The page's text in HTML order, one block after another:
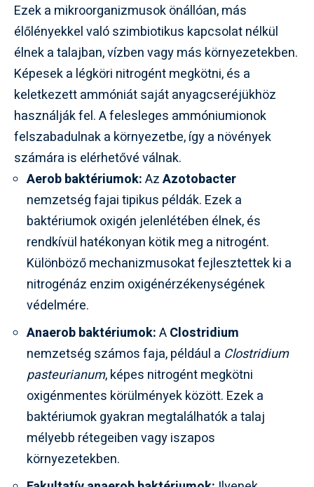
Ezek a mikroorganizmusok önállóan, más
élőlényekkel való szimbiotikus kapcsolat nélkül
élnek a talajban, vízben vagy más környezetekben.
Képesek a légköri nitrogént megkötni, és a
keletkezett ammóniát saját anyagcseréjükhöz
használják fel. A felesleges ammóniumionok
felszabadulnak a környezetbe, így a növények
számára is elérhetővé válnak.
Aerob baktériumok:AzAzotobacter
nemzetség fajai tipikus példák. Ezek a
baktériumok oxigén jelenlétében élnek, és
rendkívül hatékonyan kötik meg a nitrogént.
Különböző mechanizmusokat fejlesztettek ki a
nitrogénáz enzim oxigénérzékenységének
védelmére.
Anaerob baktériumok:AClostridium
nemzetség számos faja, például a Clostridium
pasteurianum, képes nitrogént megkötni
oxigénmentes körülmények között. Ezek a
baktériumok gyakran megtalálhatók a talaj
mélyebb rétegeiben vagy iszapos
környezetekben.